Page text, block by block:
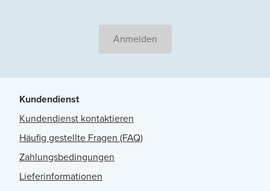
Anmelden
Kundendienst
Kundendienst kontaktieren
Häufig gestellte Fragen (FAQ)
Zahlungsbedingungen
Lieferinformationen